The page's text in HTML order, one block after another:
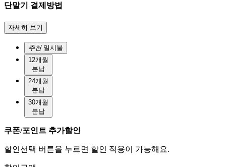
단말기 결제방법
자세히 보기
추천 일시불
12개월
분납
24개월
분납
30개월
분납
쿠폰/포인트 추가할인
할인선택 버튼을 누르면 할인 적용이 가능해요.